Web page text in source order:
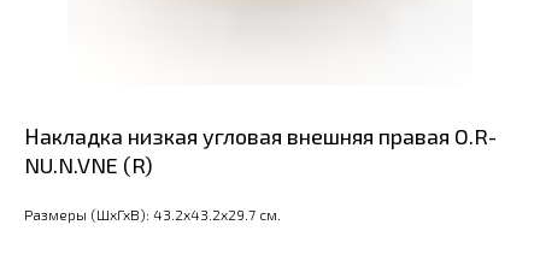
Накладка низкая угловая внешняя правая O.R-
NU.N.VNE (R)
Размеры (ШхГхВ): 43.2x43.2x29.7 см.